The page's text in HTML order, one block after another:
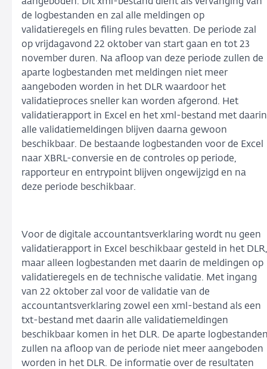
de logbestanden en zal alle meldingen op
validatieregels en filing rules bevatten. De periode zal
op vrijdagavond 22 oktober van start gaan en tot 23
november duren. Na afloop van deze periode zullen de
aparte logbestanden met meldingen niet meer
aangeboden worden in het DLR waardoor het
validatieproces sneller kan worden afgerond. Het
validatierapport in Excel en het xml-bestand met daarin
alle validatiemeldingen blijven daarna gewoon
beschikbaar. De bestaande logbestanden voor de Excel
naar XBRL-conversie en de controles op periode,
rapporteur en entrypoint blijven ongewijzigd en na
deze periode beschikbaar.
Voor de digitale accountantsverklaring wordt nu geen
validatierapport in Excel beschikbaar gesteld in het DLR,
maar alleen logbestanden met daarin de meldingen op
validatieregels en de technische validatie. Met ingang
van 22 oktober zal voor de validatie van de
accountantsverklaring zowel een xml-bestand als een
txt-bestand met daarin alle validatiemeldingen
beschikbaar komen in het DLR. De aparte
zullen na afloop van de periode niet meer aangeboden
worden in het DLR. De informatie over de resultaten